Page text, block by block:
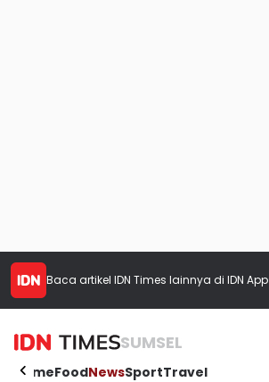
Baca artikel IDN Times lainnya di IDN App
SUMSEL
HomeFoodNewsSportTravel